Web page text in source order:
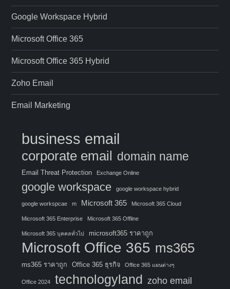
Google Workspace Hybrid
Microsoft Office 365
Microsoft Office 365 Hybrid
Zoho Email
Email Marketing
business email
corporate email domain name
Email Threat Protection Exchange Online
google workspace google workspace hybrid
google workspcae m Microsoft 365 Microsoft 365 Cloud
Microsoft 365 Enterprise Microsoft 365 Offline
Microsoft 365 บุคคลทั่วไป microsoft365 ราคาถูก
Microsoft Office 365 ms365
ms365 ราคาถูก Office 365 ธุรกิจ Office 365 แผนต่างๆ
Office 2024 technologyland zoho email